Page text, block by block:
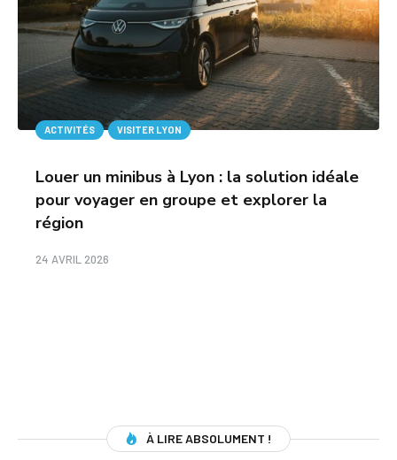
ACTIVITÉS VISITER LYON
Louer un minibus à Lyon : la solution idéale
pour voyager en groupe et explorer la
région
24 AVRIL 2026
À LIRE ABSOLUMENT !